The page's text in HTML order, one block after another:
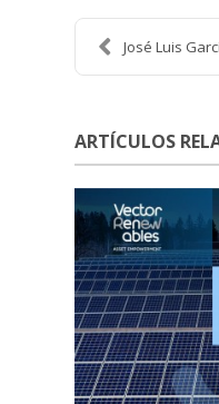
José Luis
ARTÍCULOS